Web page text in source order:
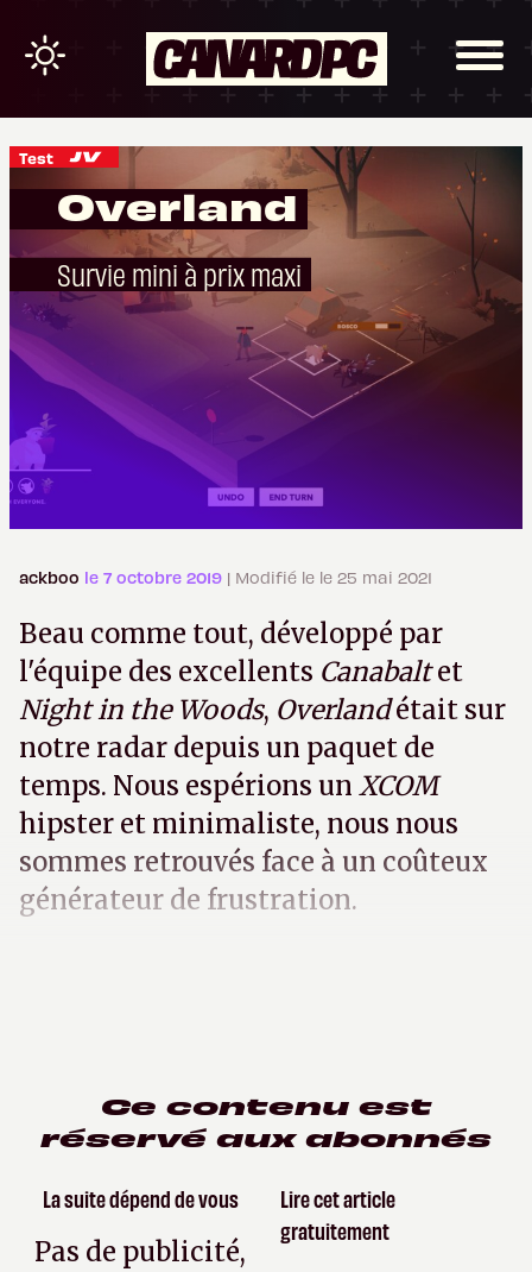
Test
Overland
Survie mini à prix maxi
ackboo le 7 octobre 2019 | Modifié le le 25 mai 2021
Beau comme tout, développé par
l'équipe des excellents Canabaltet
Night in the Woods, Overlandétait sur
notre radar depuis un paquet de
temps. Nous espérions un XCOM
hipster et minimaliste, nous nous
sommes retrouvés face à un coûteux
générateur de frustration.
Ce contenu est
réservé aux abonnés
La suite dépend de vous
Pas de publicité,
Lire cet article
gratuitement